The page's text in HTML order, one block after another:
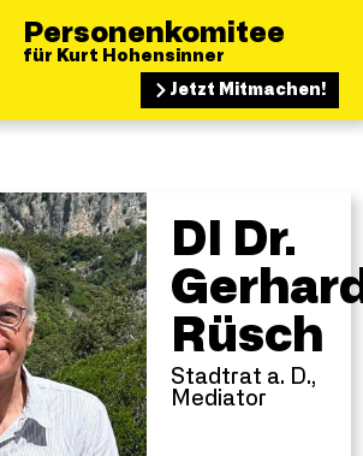
Personenkomitee
für Kurt Hohensinner
Jetzt Mitmachen!
DI Dr.
Rüsch
Stadtrat a. D.,
Mediator